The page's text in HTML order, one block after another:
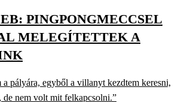
PINGPONGMECCSEL
MELEGÍTETTEK A
pályára, egyből a villanyt kezdtem keresni,
de nem volt mit felkapcsolni.”